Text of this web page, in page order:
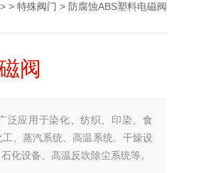
> > 特殊阀门 > 防腐蚀ABS塑料电磁阀
阀
泛应用于染化、纺织、印染、食
、蒸汽系统、高温系统、干燥设
化设备、高温反吹除尘系统等。